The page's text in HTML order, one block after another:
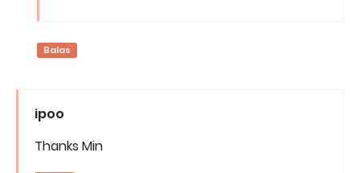
Balas
ipoo
Thanks Min